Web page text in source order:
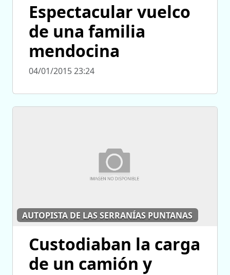
Espectacular vuelco
de una familia
mendocina
04/01/2015 23:24
AUTOPISTA DE LAS SERRANÍAS PUNTANAS
Custodiaban la carga
de un camión y